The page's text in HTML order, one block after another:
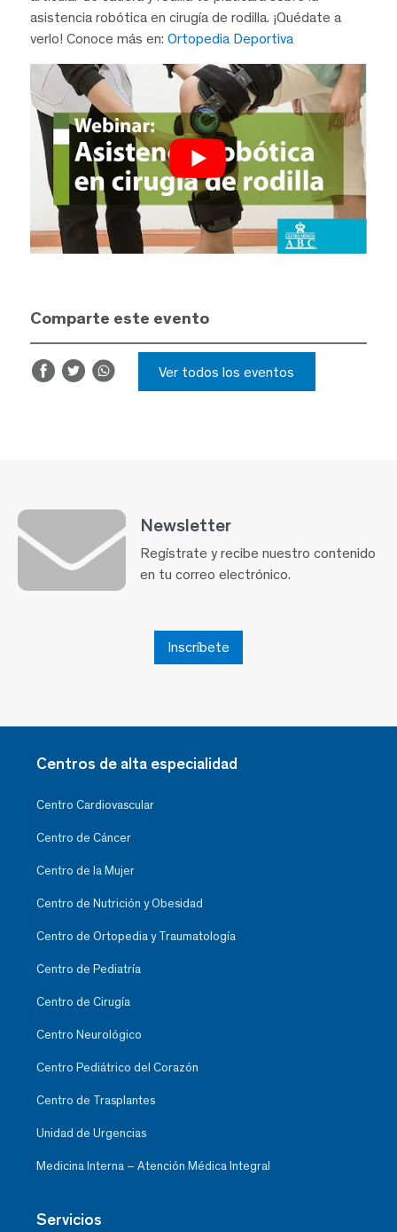
asistencia robótica en cirugía de rodilla. ¡Quédate a
verlo! Conoce más en: Ortopedia Deportiva
Comparte este evento
Ver todos los eventos
Newsletter
Regístrate y recibe nuestro contenido
en tu correo electrónico.
Inscríbete
Centros de alta especialidad
Centro Cardiovascular
Centro de Cáncer
Centro de la Mujer
Centro de Nutrición y Obesidad
Centro de Ortopedia y Traumatología
Centro de Pediatría
Centro de Cirugía
Centro Neurológico
Centro Pediátrico del Corazón
Centro de Trasplantes
Unidad de Urgencias
Medicina Interna – Atención Médica Integral
Servicios